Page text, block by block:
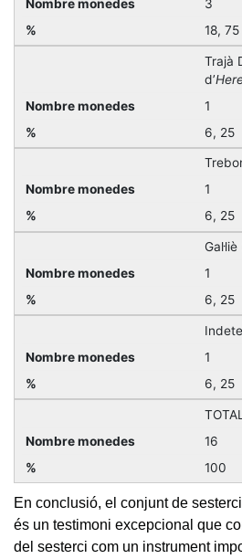
3
18, 75
Trajà
d’
1
6, 25
1
6, 25
1
6, 25
1
6, 25
TOTAL
16
100
En conclusió, el conjunt de
és un testimoni excepcional que
del sesterci com un instrument